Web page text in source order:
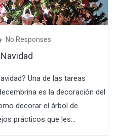
No Responses
Una de las tareas
es la decoración del
decorar el árbol de
prácticos que les...